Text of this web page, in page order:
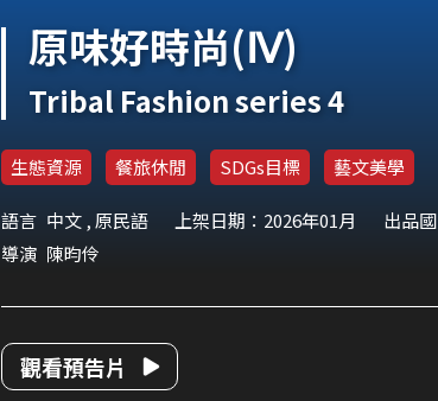
原味好時尚(Ⅳ)
Tribal Fashion series 4
生態資源 餐旅休閒 SDGs目標 藝文美學
語言 中文 , 原民語 上架日期：2026年01月 出品國
導演 陳昀伶
觀看預告片